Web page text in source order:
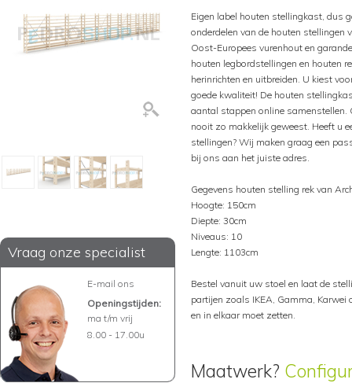
Vraag onze specialist
E-mail ons
Openingstijden:
ma t/m vrij
8.00 - 17.00u
Eigen label houten stellingkast, dus
onderdelen van de houten stellingen
Oost-Europees vurenhout en
houten legbordstellingen en houten
herinrichten en uitbreiden. U kiest
goede kwaliteit! De houten
aantal stappen online
nooit zo makkelijk geweest. Heeft u
stellingen? Wij maken graag een
bij ons aan het juiste adres.
Gegevens houten stelling rek van
Hoogte: 150cm
Diepte: 30cm
Niveaus: 10
Lengte: 1103cm
Bestel vanuit uw stoel en laat de
partijen zoals IKEA, Gamma,
en in elkaar moet zetten.
Maatwerk?